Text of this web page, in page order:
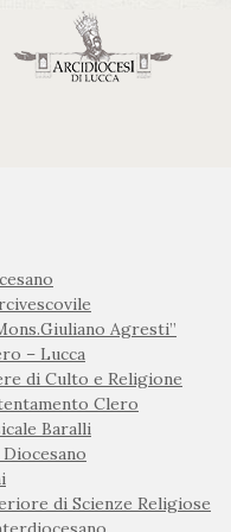
Agresti”
– Lucca
di Culto e Religione
Clero
Baralli
di Scienze Religiose